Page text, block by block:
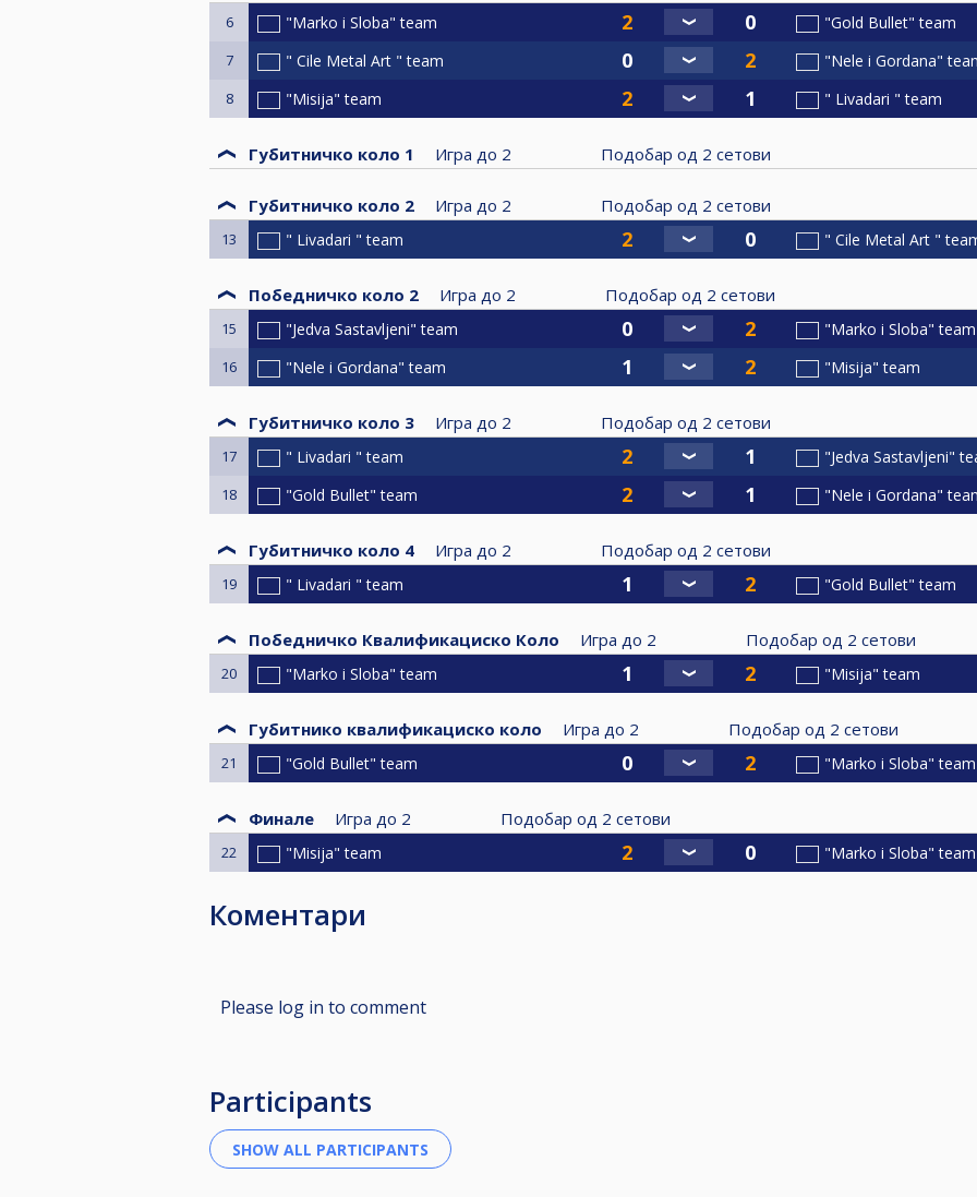
6 "Marko i Sloba" team "Gold Bullet" team
7 " Cile Metal Art " team "Nele i Gordana"
8 "Misija" team " Livadari " team
Губитничко коло 1 Игра до 2 Подобар од 2 сетови
Губитничко коло 2 Игра до 2 Подобар од 2 сетови
13 " Livadari " team " Cile Metal Art "
Победничко коло 2 Игра до 2 Подобар од 2 сетови
15 "Jedva Sastavljeni" team "Marko i Sloba" team
16 "Nele i Gordana" team "Misija" team
Губитничко коло 3 Игра до 2 Подобар од 2 сетови
17 " Livadari " team "Jedva Sastavljeni"
18 "Gold Bullet" team "Nele i Gordana"
Губитничко коло 4 Игра до 2 Подобар од 2 сетови
19 " Livadari " team "Gold Bullet" team
Победничко Квалификациско Коло Игра до 2 Подобар од 2 сетови
20 "Marko i Sloba" team "Misija" team
Губитнико квалификациско коло Игра до 2 Подобар од 2 сетови
21 "Gold Bullet" team "Marko i Sloba" team
Финале Игра до 2 Подобар од 2 сетови
22 "Misija" team "Marko i Sloba" team
Коментари
Please log in to comment
Participants